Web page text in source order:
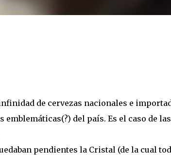
de cervezas nacionales e
del país. Es el caso de las
pendientes la Cristal (de la cual